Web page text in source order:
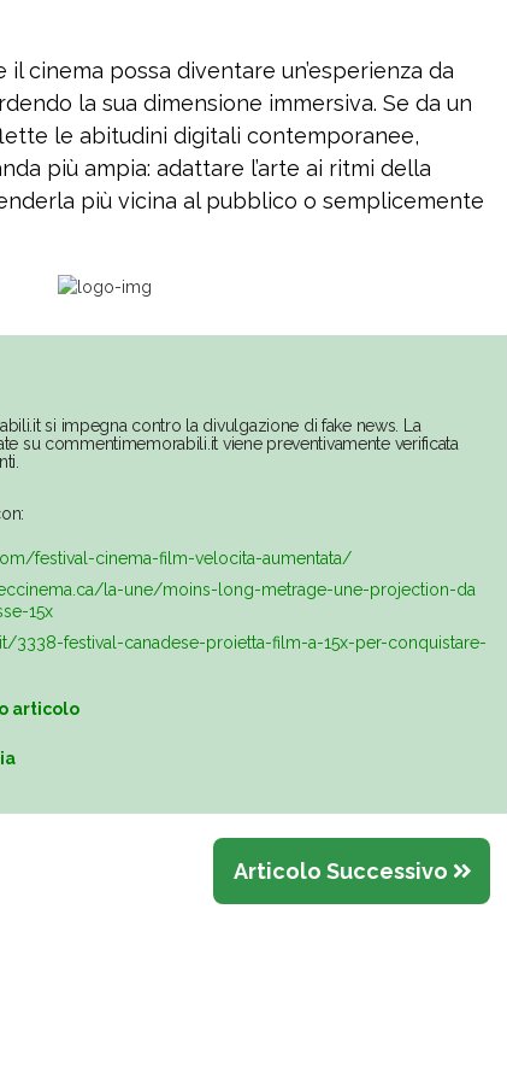
cinema possa diventare un’esperienza da
la sua dimensione immersiva. Se da un
le abitudini digitali contemporanee,
più ampia: adattare l’arte ai ritmi della
più vicina al pubblico o semplicemente
si impegna contro la divulgazione di fake news. La
su commentimemorabili.it viene preventivamente verificata
festival-cinema-film-velocita-aumentata/
la-une/moins-long-metrage-une-projection-da
15x
3338-festival-canadese-proietta-film-a-15x-per-conquistare-
articolo
Articolo Successivo